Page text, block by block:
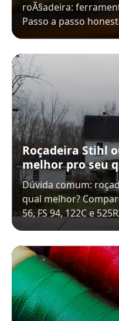
roÃ§adeira:
Passo a passo
Roçadeira Stihl
melhor pro seu
Dúvida comum:
qual melhor?
56, FS 94, 122C e